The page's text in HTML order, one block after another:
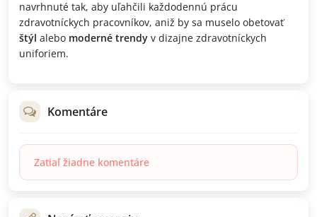
navrhnuté tak, aby uľahčili každodennú prácu
zdravotníckych pracovníkov, aniž by sa muselo obetovať
štýl alebo moderné trendy v dizajne zdravotníckych
uniforiem.
Komentáre
Zatiaľ žiadne komentáre